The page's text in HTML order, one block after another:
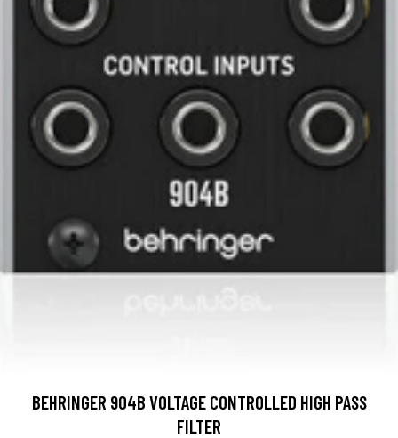
BEHRINGER 904B VOLTAGE CONTROLLED HIGH PASS
FILTER